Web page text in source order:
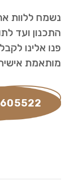
נשמח ללוות
התכנון ועד
פנו אלינו
מותאמת